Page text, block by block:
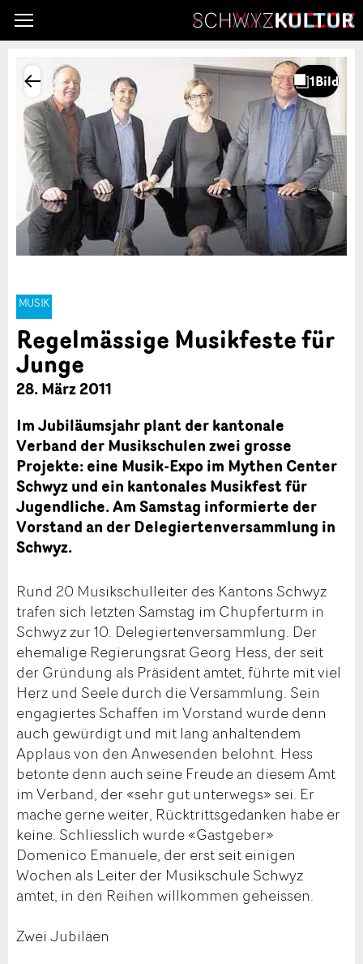
MUSIK
Regelmässige Musikfeste für
Junge
28. März 2011
Im Jubiläumsjahr plant der kantonale
Verband der Musikschulen zwei grosse
Projekte: eine Musik-Expo im Mythen Center
Schwyz und ein kantonales Musikfest für
Jugendliche. Am Samstag informierte der
Vorstand an der Delegiertenversammlung in
Schwyz.
Rund 20 Musikschulleiter des Kantons Schwyz
trafen sich letzten Samstag im Chupferturm in
Schwyz zur 10. Delegiertenversammlung. Der
ehemalige Regierungsrat Georg Hess, der seit
der Gründung als Präsident amtet, führte mit viel
Herz und Seele durch die Versammlung. Sein
engagiertes Schaffen im Vorstand wurde denn
auch gewürdigt und mit lang anhaltendem
Applaus von den Anwesenden belohnt. Hess
betonte denn auch seine Freude an diesem Amt
im Verband, der «sehr gut unterwegs» sei. Er
mache gerne weiter, Rücktrittsgedanken habe er
keine. Schliesslich wurde «Gastgeber»
Domenico Emanuele, der erst seit einigen
Wochen als Leiter der Musikschule Schwyz
amtet, in den Reihen willkommen geheissen.
Zwei Jubiläen